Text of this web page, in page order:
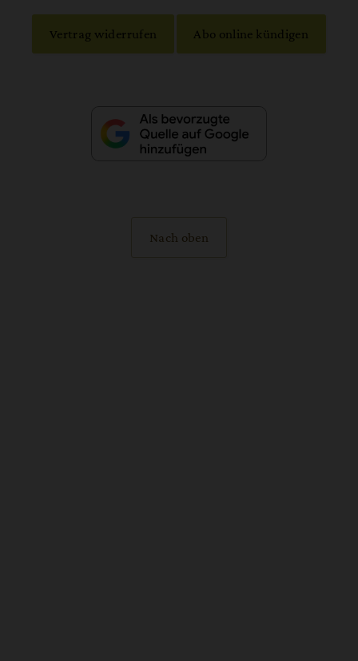
Vertrag widerrufen Abo online kündigen
Nach oben